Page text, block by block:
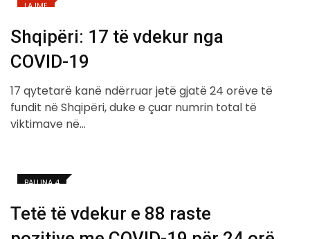
LAJME
Shqipëri: 17 të vdekur nga
COVID-19
17 qytetarë kanë ndërruar jetë gjatë 24 orëve të
fundit në Shqipëri, duke e çuar numrin total të
viktimave në…
BALLINA 4
Tetë të vdekur e 88 raste